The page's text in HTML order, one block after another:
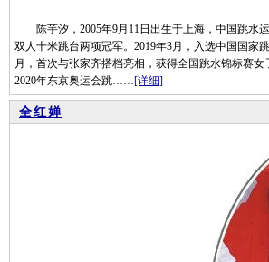
陈芋汐，2005年9月11日出生于上海，中国跳水
双人十米跳台两项冠军。2019年3月，入选中国国家
月，首次与张家齐搭档亮相，获得全国跳水锦标赛
2020年东京奥运会跳……[详细]
全红婵